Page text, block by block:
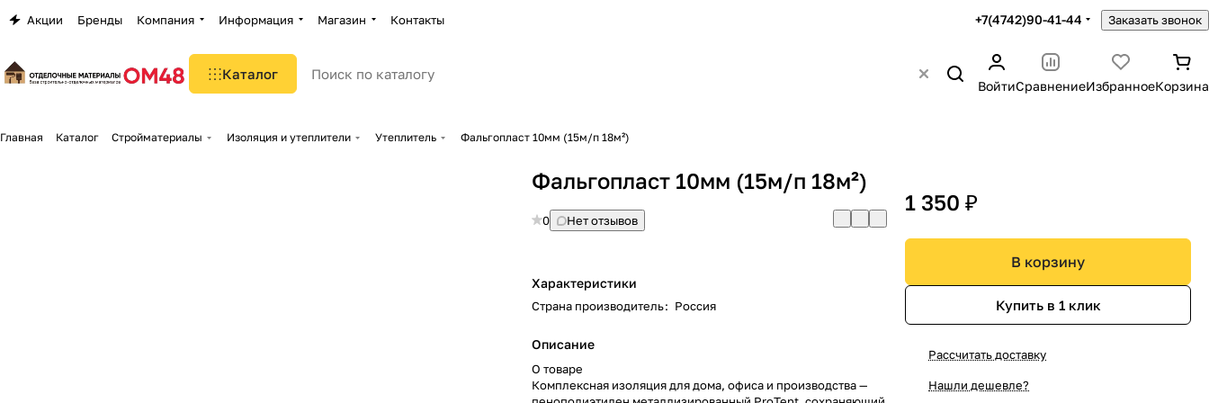
Акции Бренды Компания Информация Магазин Контакты +7(4742)90-41-44 Заказать звонок
Каталог
ВойтиСравнениеИзбранноеКорзина
Главная Каталог Стройматериалы Изоляция и утеплители Утеплитель Фальгопласт 10мм (15м/п 18м²)
Фальгопласт 10мм (15м/п 18м²)
0 Нет отзывов
Характеристики
Страна производитель: Россия
Описание
О товаре
Комплексная изоляция для дома, офиса и производства —
1 350 ₽
В корзину
Купить в 1 клик
Рассчитать доставку
Нашли дешевле?